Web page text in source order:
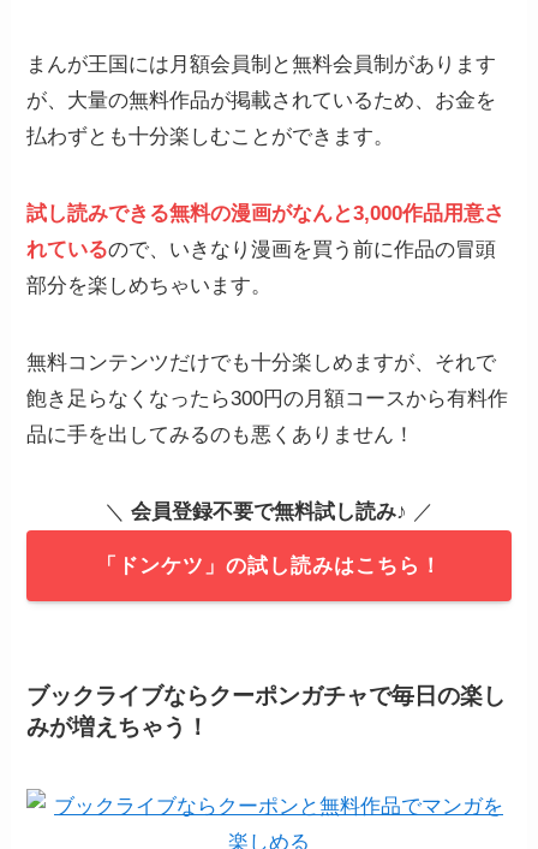
まんが王国には月額会員制と無料会員制があります
が、大量の無料作品が掲載されているため、お金を
払わずとも十分楽しむことができます。
試し読みできる無料の漫画がなんと3,000作品用意さ
れているので、いきなり漫画を買う前に作品の冒頭
部分を楽しめちゃいます。
無料コンテンツだけでも十分楽しめますが、それで
飽き足らなくなったら300円の月額コースから有料作
品に手を出してみるのも悪くありません！
＼ 会員登録不要で無料試し読み♪ ／
「ドンケツ」の試し読みはこちら！
ブックライブならクーポンガチャで毎日の楽し
みが増えちゃう！